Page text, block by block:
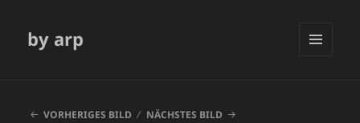
by arp
VORHERIGES BILD
NÄCHSTES BILD